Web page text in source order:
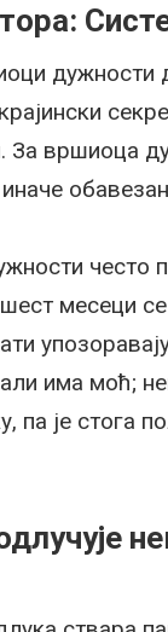
дужности
вршиоца
често
месеци
има моћ;
је стога